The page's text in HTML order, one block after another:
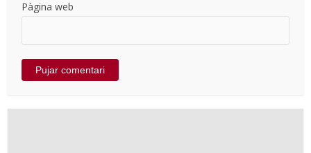
Pàgina web